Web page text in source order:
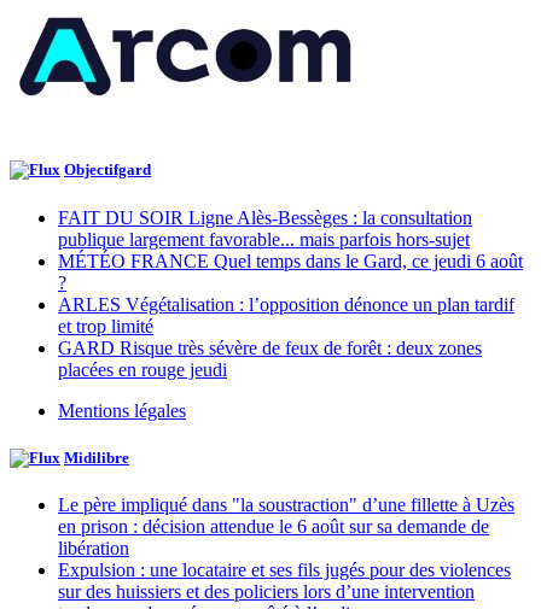
Objectifgard
FAIT DU SOIR Ligne Alès-Bessèges : la consultation
publique largement favorable... mais parfois hors-sujet
MÉTÉO FRANCE Quel temps dans le Gard, ce jeudi 6 août
?
ARLES Végétalisation : l’opposition dénonce un plan tardif
et trop limité
GARD Risque très sévère de feux de forêt : deux zones
placées en rouge jeudi
Mentions légales
Midilibre
Le père impliqué dans "la soustraction" d’une fillette à Uzès
en prison : décision attendue le 6 août sur sa demande de
libération
Expulsion : une locataire et ses fils jugés pour des violences
sur des huissiers et des policiers lors d’une intervention